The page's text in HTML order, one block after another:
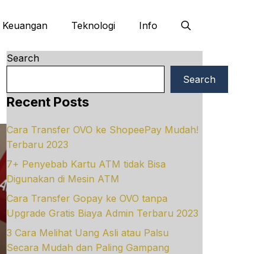
Keuangan Teknologi Info
Search
Search
Recent Posts
Cara Transfer OVO ke ShopeePay Mudah!
Terbaru 2023
7+ Penyebab Kartu ATM tidak Bisa
Digunakan di Mesin ATM
Cara Transfer Gopay ke OVO tanpa
Upgrade Gratis Biaya Admin Terbaru 2023
3 Cara Melihat Uang Asli atau Palsu
Secara Mudah dan Paling Gampang